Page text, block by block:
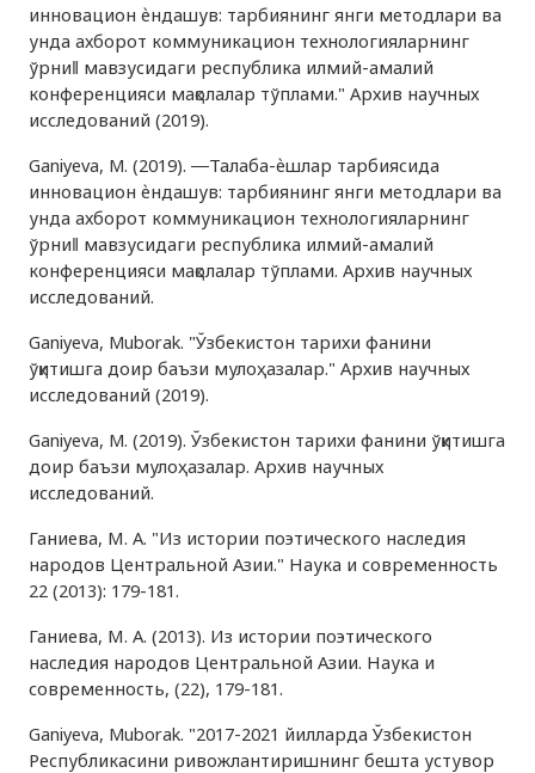
инновацион ѐндашув: тарбиянинг янги методлари ва
унда ахборот коммуникацион технологияларнинг
ўрни‖ мавзусидаги республика илмий-амалий
конференцияси мақолалар тўплами." Архив научных
исследований (2019).
Ganiyeva, M. (2019). ―Талаба-ѐшлар тарбиясида
инновацион ѐндашув: тарбиянинг янги методлари ва
унда ахборот коммуникацион технологияларнинг
ўрни‖ мавзусидаги республика илмий-амалий
конференцияси мақолалар тўплами. Архив научных
исследований.
Ganiyeva, Muborak. "Ўзбекистон тарихи фанини
ўқитишга доир баъзи мулоҳазалар." Архив научных
исследований (2019).
Ganiyeva, M. (2019). Ўзбекистон тарихи фанини ўқитишга
доир баъзи мулоҳазалар. Архив научных
исследований.
Ганиева, М. А. "Из истории поэтического наследия
народов Центральной Азии." Наука и современность
22 (2013): 179-181.
Ганиева, М. А. (2013). Из истории поэтического
наследия народов Центральной Азии. Наука и
современность, (22), 179-181.
Ganiyeva, Muborak. "2017-2021 йилларда Ўзбекистон
Республикасини ривожлантиришнинг бешта устувор